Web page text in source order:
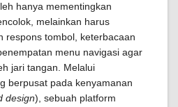
hanya mementingkan
melainkan harus
respons tombol, keterbacaan
menu navigasi agar
jari tangan. Melalui
berpusat pada kenyamanan
design), sebuah platform